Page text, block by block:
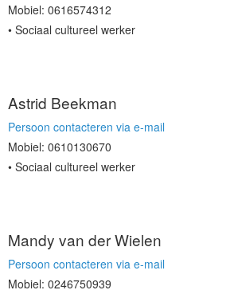
Mobiel: 0616574312
Sociaal cultureel werker
Astrid Beekman
Persoon contacteren via e-mail
Mobiel: 0610130670
Sociaal cultureel werker
Mandy van der Wielen
Persoon contacteren via e-mail
Mobiel: 0246750939